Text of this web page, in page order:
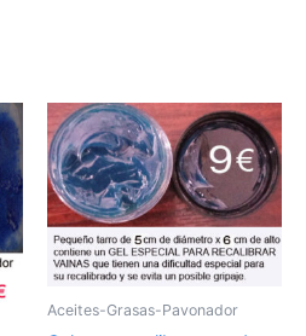
Aceites-Grasas-Pavonador